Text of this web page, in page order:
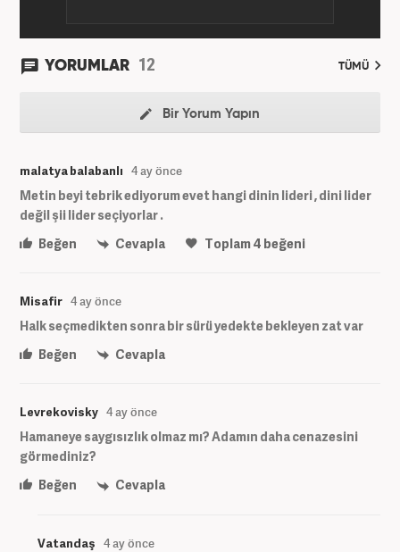
YORUMLAR 12 TÜMÜ
Bir Yorum Yapın
malatya balabanlı 4 ay önce
Metin beyi tebrik ediyorum evet hangi dinin lideri , dini lider
değil şii lider seçiyorlar .
Beğen
Cevapla Toplam4 beğeni
Misafir 4 ay önce
Halk seçmedikten sonra bir sürü yedekte bekleyen zat var
Beğen
Cevapla
Levrekovisky 4 ay önce
Hamaneye saygısızlık olmaz mı? Adamın daha cenazesini
görmediniz?
Beğen
Cevapla
Vatandaş 4 ay önce